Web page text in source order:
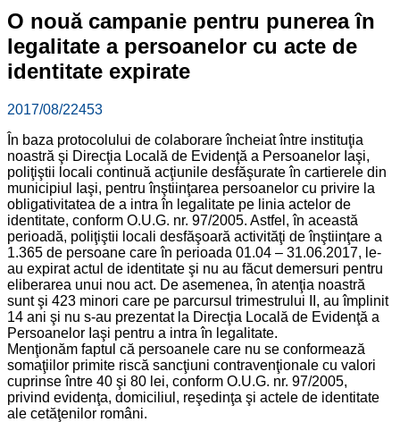
O nouă campanie pentru punerea în
legalitate a persoanelor cu acte de
identitate expirate
2017/08/22453
În baza protocolului de colaborare încheiat între instituţia
noastră şi Direcţia Locală de Evidenţă a Persoanelor Iaşi,
poliţiştii locali continuă acţiunile desfăşurate în cartierele din
municipiul Iaşi, pentru înştiinţarea persoanelor cu privire la
obligativitatea de a intra în legalitate pe linia actelor de
identitate, conform O.U.G. nr. 97/2005. Astfel, în această
perioadă, poliţiştii locali desfăşoară activităţi de înştiinţare a
1.365 de persoane care în perioada 01.04 – 31.06.2017, le-
au expirat actul de identitate şi nu au făcut demersuri pentru
eliberarea unui nou act. De asemenea, în atenţia noastră
sunt şi 423 minori care pe parcursul trimestrului II, au împlinit
14 ani şi nu s-au prezentat la Direcţia Locală de Evidenţă a
Persoanelor Iaşi pentru a intra în legalitate.
Menţionăm faptul că persoanele care nu se conformează
somaţiilor primite riscă sancţiuni contravenţionale cu valori
cuprinse între 40 şi 80 lei, conform O.U.G. nr. 97/2005,
privind evidenţa, domiciliul, reşedinţa şi actele de identitate
ale cetăţenilor români.